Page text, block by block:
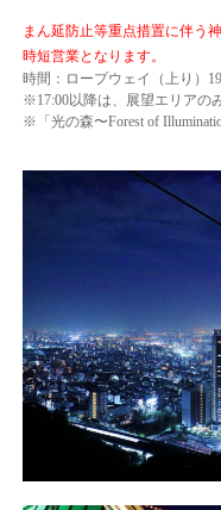
まん延防止等重点措置に伴う
時短営業となります。
時間：ロープウェイ（上り）
※17:00以降は、展望エリアの
※「光の森〜Forest of